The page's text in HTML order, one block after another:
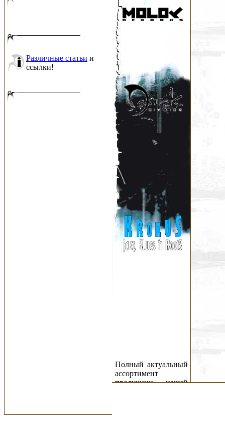
Различные статьи и
ссылки!
Полный актуальный
ассортимент
продукции нашей